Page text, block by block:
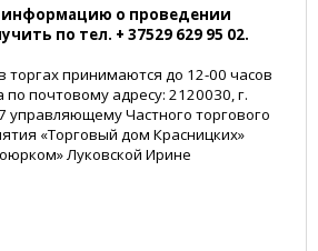
о проведении
по тел. + 37529 629 95 02.
торгах принимаются до 12-00 часов
по почтовому адресу: 2120030, г.
Частного торгового
«Торговый дом Красницких»
Луковской Ирине